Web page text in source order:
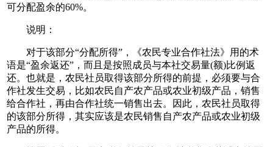
可分配盈余的60%。
说明：
对于该部分“分配所得”，《农民专业合作社法》用的术
语是“盈余返还”，而且是按照成员与本社交易量(额)比例返
还。也就是，农民社员取得该部分所得的前提，必须要与合
作社发生交易，比如农民自产农产品或农业初级产品，销售
给合作社，再由合作社统一销售出去。因此，农民社员取得
的该部分所得，其实应该是农民销售自产农产品或农业初级
产品的所得。